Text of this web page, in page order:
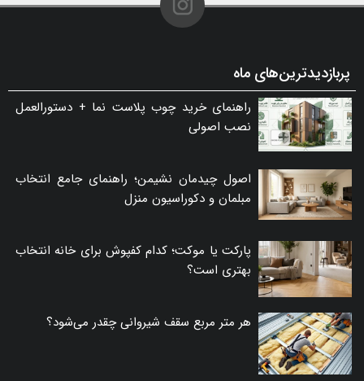
پربازدیدترین‌های ماه
راهنمای خرید چوب پلاست نما + دستورالعمل
نصب اصولی
اصول چیدمان نشیمن؛ راهنمای جامع انتخاب
مبلمان و دکوراسیون منزل
پارکت یا موکت؛ کدام کفپوش برای خانه انتخاب
بهتری است؟
هر متر مربع سقف شیروانی چقدر می‌شود؟